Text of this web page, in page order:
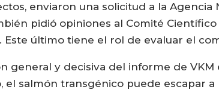
enviaron una solicitud a la
pidió opiniones al Comité
Este último tiene el rol de evaluar el
general y decisiva del informe de
el salmón transgénico puede escapar